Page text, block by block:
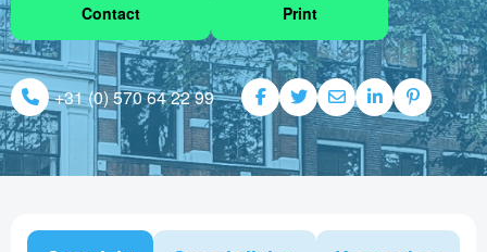
Contact Print
+31 (0) 570 64 22 99